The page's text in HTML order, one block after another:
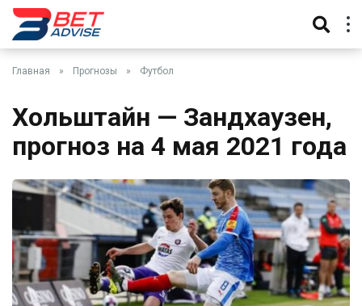
Главная » Прогнозы » Футбол
Хольштайн — Зандхаузен,
прогноз на 4 мая 2021 года